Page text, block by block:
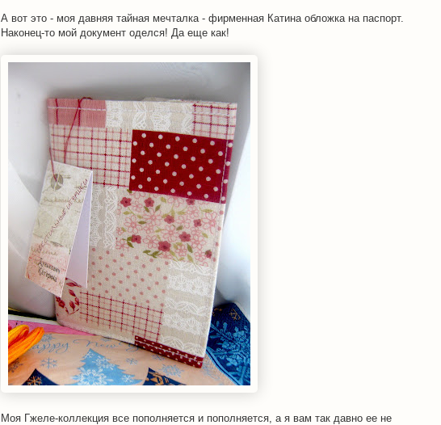
А вот это - моя давняя тайная мечталка - фирменная Катина обложка на паспорт.
Наконец-то мой документ оделся! Да еще как!
Моя Гжеле-коллекция все пополняется и пополняется, а я вам так давно ее не